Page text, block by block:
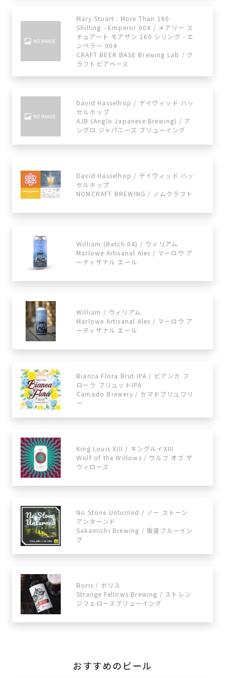
Mary Stuart : More Than 160
Shilling - Emperor 004 / メアリー ス
チュアート モアザン 160 シリング - エ
ンペラー 004
CRAFT BEER BASE Brewing Lab / ク
ラフトビアベース
David Hasselhop / デイヴィッド ハッ
セルホップ
AJB (Anglo Japanese Brewing) / ア
ングロ ジャパニーズ ブリューイング
David Hasselhop / デイヴィッド ハッ
セルホップ
NOMCRAFT BREWING / ノムクラフト
William (Batch 04) / ウィリアム
Marlowe Artisanal Ales / マーロウ ア
ーティザナル エール
William / ウィリアム
Marlowe Artisanal Ales / マーロウ ア
ーティザナル エール
Bianca Flora Brut IPA / ビアンカ フ
ローラ ブリュットIPA
Camado Brewery / カマドブリュワリ
ー
King Louis XIII / キングルイXIII
Wolf of the Willows / ウルフ オブ ザ
ウィローズ
No Stone Unturned / ノー ストーン
アンターンド
Sakamichi Brewing / 坂道ブルーイン
グ
Boris / ボリス
Strange Fellows Brewing / ストレン
ジフェローズブリューイング
おすすめのビール